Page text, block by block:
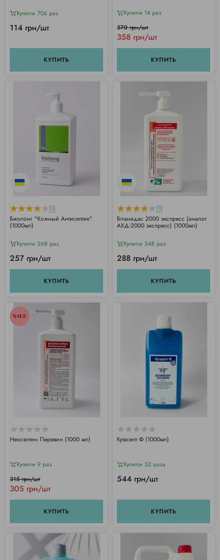
Купили 706 раз
114 грн/шт
КУПИТЬ
Купили 14 раз
358 грн/шт
370 грн/шт
КУПИТЬ
(1)
Биолонг "Кожный Антисептик"
(1000мл)
Купили 268 раз
257 грн/шт
КУПИТЬ
(1)
Бланидас 2000 экспресс (аналог
АХД-2000 экспресс) (1000мл)
Купили 548 раз
288 грн/шт
КУПИТЬ
SALE
Неосептин Перевин (1000 мл)
Купили 9 раз
305 грн/шт
315 грн/шт
КУПИТЬ
Кутасепт Ф (1000мл)
Купили 52 раза
544 грн/шт
КУПИТЬ